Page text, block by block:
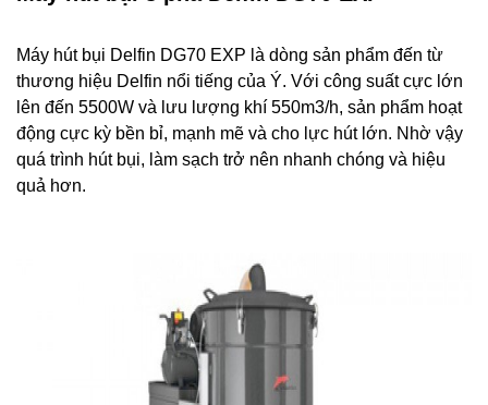
Máy hút bụi Delfin DG70 EXP là dòng sản phẩm đến từ
thương hiệu Delfin nổi tiếng của Ý. Với công suất cực lớn
lên đến 5500W và lưu lượng khí 550m3/h, sản phẩm hoạt
động cực kỳ bền bỉ, mạnh mẽ và cho lực hút lớn. Nhờ vậy
quá trình hút bụi, làm sạch trở nên nhanh chóng và hiệu
quả hơn.